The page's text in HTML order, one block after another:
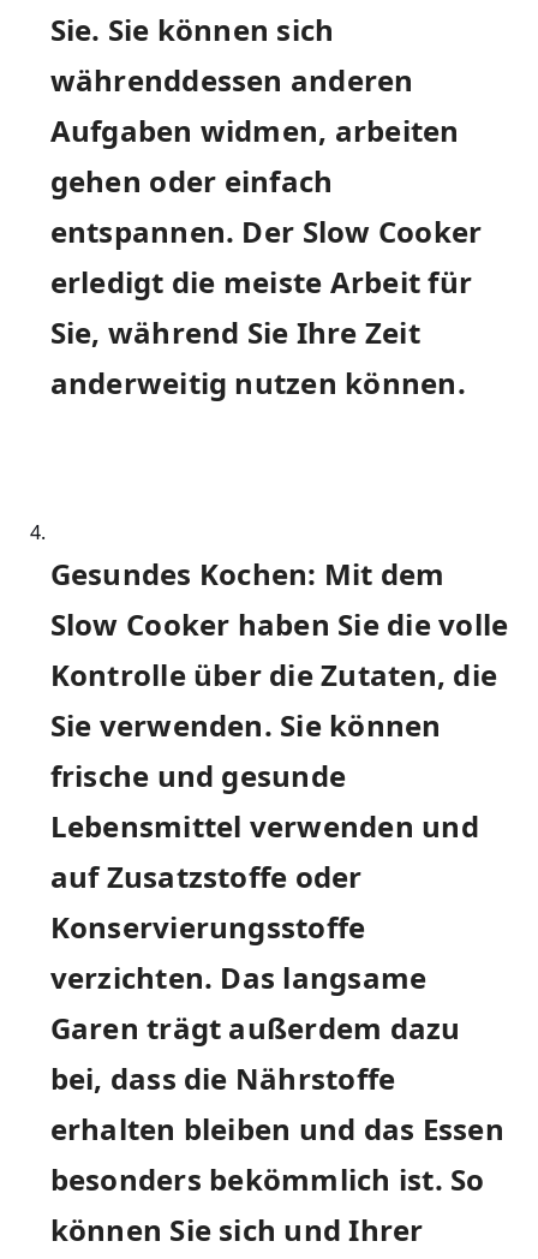
Sie. Sie​ können sich
währenddessen anderen
Aufgaben widmen, arbeiten
gehen⁣ oder⁤ einfach
entspannen. Der⁤ Slow Cooker
erledigt ⁢die meiste Arbeit für​
Sie, während Sie Ihre Zeit
anderweitig nutzen können.
Gesundes ⁣Kochen: Mit dem
Slow⁣ Cooker haben Sie die volle
Kontrolle über die Zutaten, die
Sie verwenden. Sie können
frische und gesunde
Lebensmittel verwenden und
auf Zusatzstoffe oder
Konservierungsstoffe
verzichten. Das langsame
Garen trägt außerdem dazu
bei, dass die Nährstoffe ​
erhalten bleiben und das Essen
besonders ⁣bekömmlich ist. So
können Sie sich und Ihrer⁤